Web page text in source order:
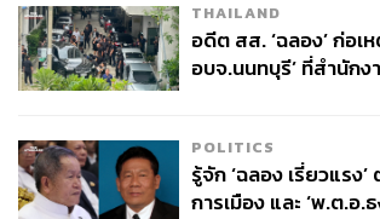
TAGS: กระทรวงพาณิชย์ Bhutan ศุภจี สุธ
EFTA
รองนายกรัฐมนตรี
ความตกลงการค้าเ
THAILAND
อดีต สส. ‘ฉลอง’ ก่อเ
อบจ.นนทบุรี’ ที่สำนักง
POLITICS
รู้จัก ‘ฉลอง เรี่ยวแรง’
การเมือง และ ‘พ.ต.อ.